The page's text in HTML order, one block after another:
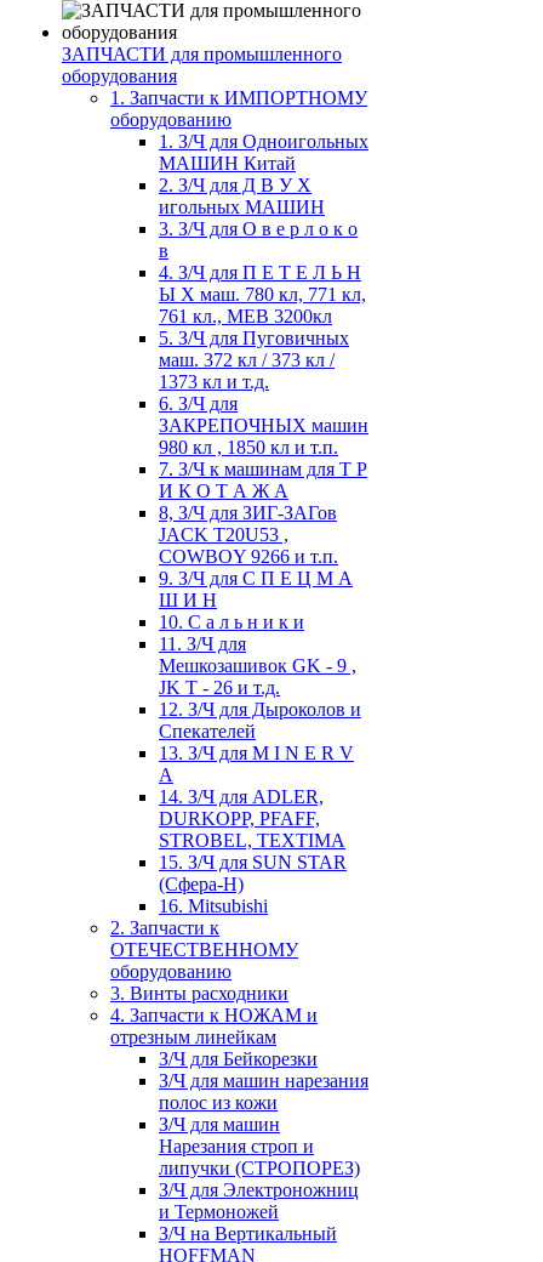
ЗАПЧАСТИ для промышленного
оборудования
1. Запчасти к ИМПОРТНОМУ
оборудованию
1. З/Ч для Одноигольных
МАШИН Китай
2. З/Ч для Д В У Х
игольных МАШИН
3. З/Ч для О в е р л о к о
в
4. З/Ч для П Е Т Е Л Ь Н
Ы Х маш. 780 кл, 771 кл,
761 кл., MEB 3200кл
5. З/Ч для Пуговичных
маш. 372 кл / 373 кл /
1373 кл и т.д.
6. З/Ч для
ЗАКРЕПОЧНЫХ машин
980 кл , 1850 кл и т.п.
7. З/Ч к машинам для Т Р
И К О Т А Ж А
8, З/Ч для ЗИГ-ЗАГов
JACK Т20U53 ,
COWBOY 9266 и т.п.
9. З/Ч для С П Е Ц М А
Ш И Н
10. С а л ь н и к и
11. З/Ч для
Мешкозашивок GK - 9 ,
JK T - 26 и т.д.
12. З/Ч для Дыроколов и
Спекателей
13. З/Ч для M I N E R V
A
14. З/Ч для ADLER,
DURKOPP, PFAFF,
STROBEL, TEXTIMA
15. З/Ч для SUN STAR
(Сфера-Н)
16. Mitsubishi
2. Запчасти к
ОТЕЧЕСТВЕННОМУ
оборудованию
3. Винты расходники
4. Запчасти к НОЖАМ и
отрезным линейкам
З/Ч для Бейкорезки
З/Ч для машин нарезания
полос из кожи
З/Ч для машин
Нарезания строп и
липучки (СТРОПОРЕЗ)
З/Ч для Электроножниц
и Термоножей
З/Ч на Вертикальный
HOFFMAN